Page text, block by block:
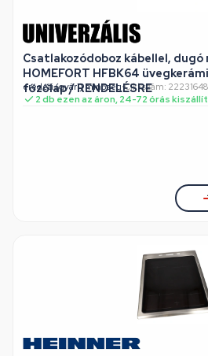
Csatlakozódoboz kábellel,
HOMEFORT HFBK64 üvegkerámia beépíthető
főzőlap / RENDELÉSRE
eredeti (gyári) minőség•Cikkszám:
2 db ezen az áron, 24-72 órás